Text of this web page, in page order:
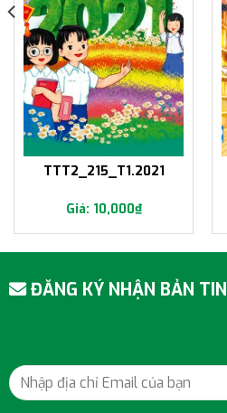
TTT2_215_T1.2021
10,000₫
ĐĂNG KÝ NHẬN BẢN TIN